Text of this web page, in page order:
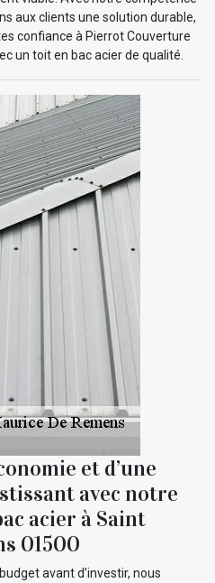
aux clients une solution durable,
confiance à Pierrot Couverture
un toit en bac acier de qualité.
et d’une
avec notre
acier à Saint
01500
avant d’investir, nous